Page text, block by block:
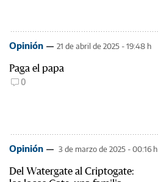
Opinión 21 de abril de 2025 - 19:48 h
Paga el papa
0
Opinión 3 de marzo de 2025 - 00:16 h
Del Watergate al Criptogate: